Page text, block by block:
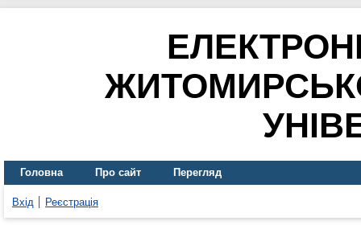
Головна Про сайт Перегляд
Вхід Реєстрація